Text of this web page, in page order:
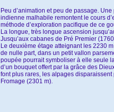
Peu d’animation et peu de passage.
indienne malhabile remontent le cours
méthode d’exploration pacifique de ce
La longue, très longue ascension
Jusqu’aux cabanes de Pré Premier
Le deuxième étage atteignant les 2230
de nulle part, dans un petit vallon
poupée pourrait symboliser à elle seule
d’un bouquet offert par la grâce des
font plus rares, les alpages
Fromage (2301 m).